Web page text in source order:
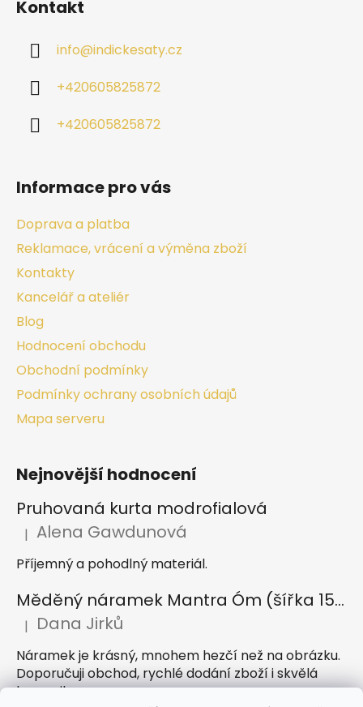
Kontakt
info@indickesaty.cz
+420605825872
+420605825872
Informace pro vás
Doprava a platba
Reklamace, vrácení a výměna zboží
Kontakty
Kancelář a ateliér
Blog
Hodnocení obchodu
Obchodní podmínky
Podmínky ochrany osobních údajů
Mapa serveru
Nejnovější hodnocení
Pruhovaná kurta modrofialová
Hodnocení produktu je 5 z 5 hvězdiček.
| Alena Gawdunová
Příjemný a pohodlný materiál.
Měděný náramek Mantra Óm (šířka 15 mm)
Hodnocení produktu je 5 z 5 hvězdiček.
| Dana Jirků
Náramek je krásný, mnohem hezčí než na obrázku.
Doporučuji obchod, rychlé dodání zboží i skvělá
komunikace